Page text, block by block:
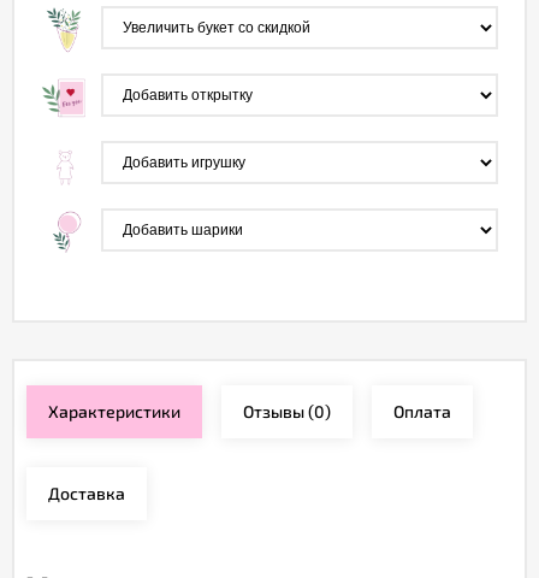
Характеристики Отзывы(0) Оплата
Доставка